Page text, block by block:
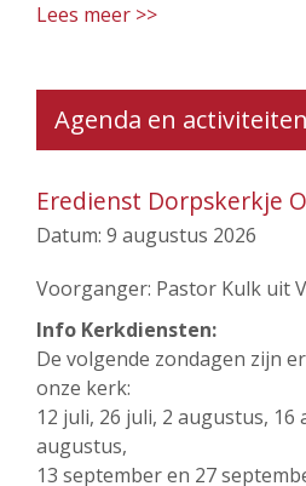
Lees meer >>
Agenda en activiteiten
Eredienst Dorpskerkje
Datum: 9 augustus 2026
Voorganger: Pastor Kulk uit
Info Kerkdiensten:
De volgende zondagen zijn
onze kerk:
12 juli, 26 juli, 2 augustus, 16
augustus,
13 september en 27